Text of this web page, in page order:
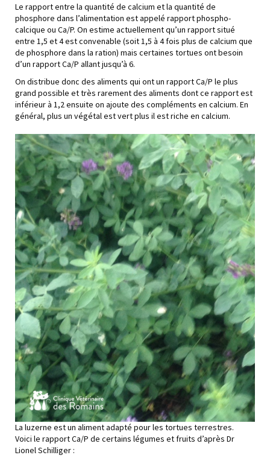
Le rapport entre la quantité de calcium et la quantité de
phosphore dans l’alimentation est appelé rapport phospho-
calcique ou Ca/P. On estime actuellement qu’un rapport situé
entre 1,5 et 4 est convenable (soit 1,5 à 4 fois plus de calcium que
de phosphore dans la ration) mais certaines tortues ont besoin
d’un rapport Ca/P allant jusqu’à 6.
On distribue donc des aliments qui ont un rapport Ca/P le plus
grand possible et très rarement des aliments dont ce rapport est
inférieur à 1,2 ensuite on ajoute des compléments en calcium. En
général, plus un végétal est vert plus il est riche en calcium.
La luzerne est un aliment adapté pour les tortues terrestres.
Voici le rapport Ca/P de certains légumes et fruits d’après Dr
Lionel Schilliger :